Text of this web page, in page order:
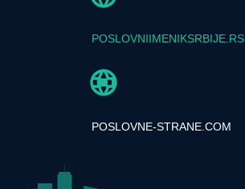
POSLOVNIIMENIKSRBIJE.RS
POSLOVNE-STRANE.COM